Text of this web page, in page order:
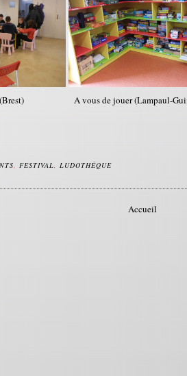
A vous de jouer (Lampaul-
, FESTIVAL, LUDOTHÈQUE
Accueil